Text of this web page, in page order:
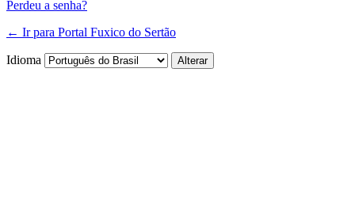
Perdeu a senha?
← Ir para Portal Fuxico do Sertão
Idioma